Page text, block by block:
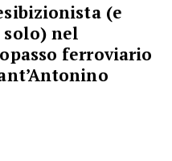
(e
nel
ferroviario